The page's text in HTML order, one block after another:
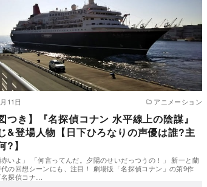
11日 アニメーション
つき】『名探偵コナン 水平線上の陰謀』
&登場人物【日下ひろなりの声優は誰?主
?】
赤いよ」 「何言ってんだ。夕陽のせいだっつうの！」 新一と蘭
の回想シーンにも、注目！ 劇場版「名探偵コナン」の第9作
名探偵コナ…